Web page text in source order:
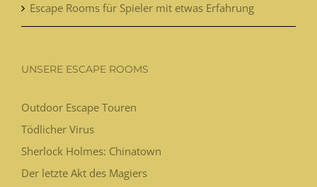
Escape Rooms für Spieler mit etwas Erfahrung
UNSERE ESCAPE ROOMS
Outdoor Escape Touren
Tödlicher Virus
Sherlock Holmes: Chinatown
Der letzte Akt des Magiers